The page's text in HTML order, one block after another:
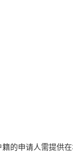
的申请人需提供